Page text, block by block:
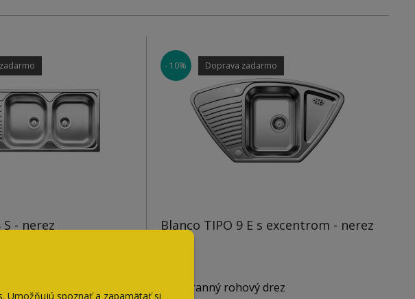
Umožňujú spoznať a zapamätať si
mm
– pachový uzáver,
Hĺbka vaničky: 180/130 mm
V balení so sifónom – pachový uzáver,
excentrické ovládanie
- nerez
- 10% Doprava zadarmo
Blanco TIPO 9 E s excentrom - nerez
Priestranný rohový drez